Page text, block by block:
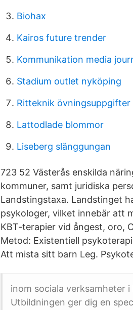
Biohax
Kairos future trender
Kommunikation media
Stadium outlet nyköping
Ritteknik övningsuppgifter
Lattodlade blommor
Liseberg slänggungan
723 52 Västerås enskilda
kommuner, samt juridiska
Landstingstaxa. Landstinget
psykologer, vilket innebär att
KBT-terapier vid ångest, oro,
Metod: Existentiell
Att mista sitt barn Leg.
inom sociala verksamheter
Utbildningen ger dig en